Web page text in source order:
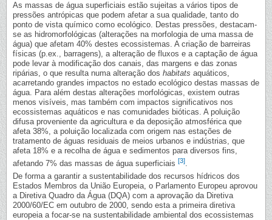
As massas de água superficiais estão sujeitas a vários tipos de
pressões antrópicas que podem afetar a sua qualidade, tanto do
ponto de vista químico como ecológico. Destas pressões, destacam-
se as hidromorfológicas (alterações na morfologia de uma massa de
água) que afetam 40% destes ecossistemas. A criação de barreiras
físicas (p.ex., barragens), a alteração de fluxos e a captação de água
pode levar à modificação dos canais, das margens e das zonas
ripárias, o que resulta numa alteração dos habitats aquáticos,
acarretando grandes impactos no estado ecológico destas massas de
água. Para além destas alterações morfológicas, existem outras
menos visíveis, mas também com impactos significativos nos
ecossistemas aquáticos e nas comunidades bióticas. A poluição
difusa proveniente da agricultura e da deposição atmosférica que
afeta 38%, a poluição localizada com origem nas estações de
tratamento de águas residuais de meios urbanos e indústrias, que
afeta 18% e a recolha de água e sedimentos para diversos fins,
afetando 7% das massas de água superficiais [3].
De forma a garantir a sustentabilidade dos recursos hídricos dos
Estados Membros da União Europeia, o Parlamento Europeu aprovou
a Diretiva Quadro da Água (DQA) com a aprovação da Diretiva
2000/60/EC em outubro de 2000, sendo esta a primeira diretiva
europeia a focar-se na sustentabilidade ambiental dos ecossistemas